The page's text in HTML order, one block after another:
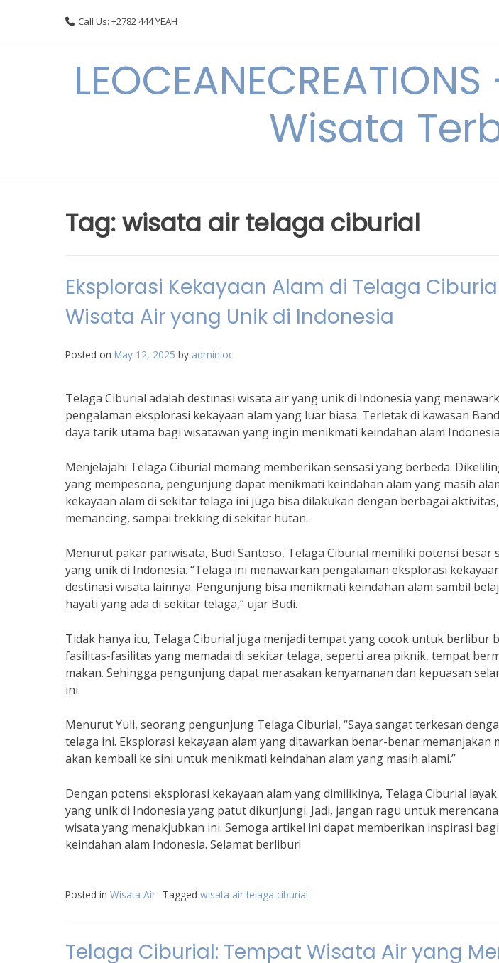
Call Us: +2782 444 YEAH
Wisata
Tag:wisata air telaga ciburial
Eksplorasi Kekayaan Alam di Telaga
Wisata Air yang Unik di Indonesia
Posted on May 12, 2025 by adminloc
Telaga Ciburial adalah destinasi wisata air yang unik di Indonesia yang
pengalaman eksplorasi kekayaan alam yang luar biasa. Terletak di kawasan
daya tarik utama bagi wisatawan yang ingin menikmati keindahan alam
Menjelajahi Telaga Ciburial memang memberikan sensasi yang berbeda.
yang mempesona, pengunjung dapat menikmati keindahan alam yang masih
kekayaan alam di sekitar telaga ini juga bisa dilakukan dengan berbagai
memancing, sampai trekking di sekitar hutan.
Menurut pakar pariwisata, Budi Santoso, Telaga Ciburial memiliki potensi besar
yang unik di Indonesia. “Telaga ini menawarkan pengalaman eksplorasi
destinasi wisata lainnya. Pengunjung bisa menikmati keindahan alam sambil
hayati yang ada di sekitar telaga,” ujar Budi.
Tidak hanya itu, Telaga Ciburial juga menjadi tempat yang cocok untuk berlibur
fasilitas-fasilitas yang memadai di sekitar telaga, seperti area piknik, tempat
makan. Sehingga pengunjung dapat merasakan kenyamanan dan kepuasan
ini.
Menurut Yuli, seorang pengunjung Telaga Ciburial, “Saya sangat terkesan
telaga ini. Eksplorasi kekayaan alam yang ditawarkan benar-benar memanjakan
akan kembali ke sini untuk menikmati keindahan alam yang masih alami.”
Dengan potensi eksplorasi kekayaan alam yang dimilikinya, Telaga Ciburial
yang unik di Indonesia yang patut dikunjungi. Jadi, jangan ragu untuk
wisata yang menakjubkan ini. Semoga artikel ini dapat memberikan inspirasi
keindahan alam Indonesia. Selamat berlibur!
Posted in Wisata Air Tagged wisata air telaga ciburial
Telaga Ciburial: Tempat Wisata Air yang